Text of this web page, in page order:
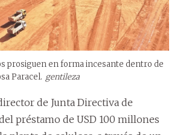
prosiguen en forma incesante dentro de
Paracel. gentileza
de Junta Directiva de
préstamo de USD 100 millones